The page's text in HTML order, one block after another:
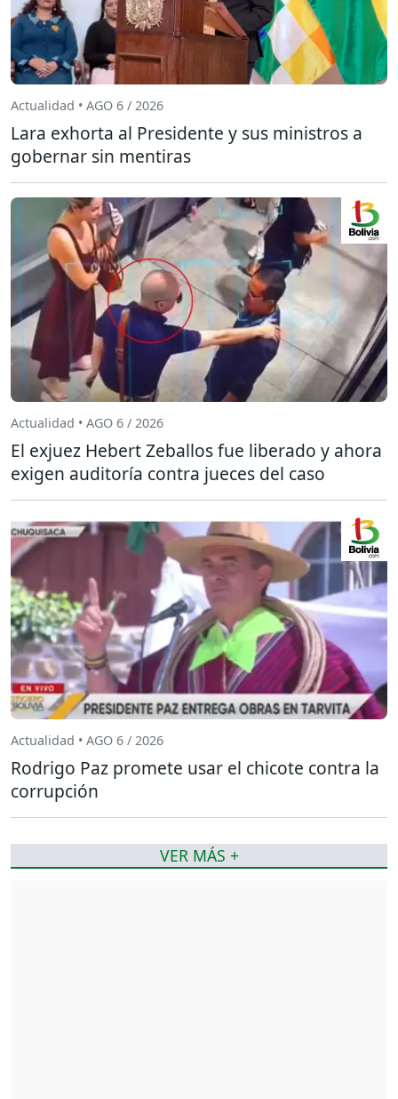
Actualidad • AGO 6 / 2026
Lara exhorta al Presidente y sus ministros a
gobernar sin mentiras
Actualidad • AGO 6 / 2026
El exjuez Hebert Zeballos fue liberado y ahora
exigen auditoría contra jueces del caso
Actualidad • AGO 6 / 2026
Rodrigo Paz promete usar el chicote contra la
corrupción
VER MÁS +